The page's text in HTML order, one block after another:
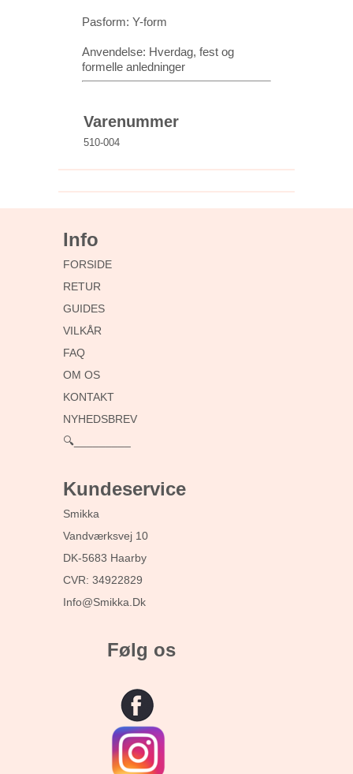
Pasform: Y-form
Anvendelse: Hverdag, fest og
formelle anledninger
Varenummer
510-004
Info
FORSIDE
RETUR
GUIDES
VILKÅR
FAQ
OM OS
KONTAKT
NYHEDSBREV
🔍_________
Kundeservice
Smikka
Vandværksvej 10
DK-5683 Haarby
CVR: 34922829
Info@smikka.dk
Følg os